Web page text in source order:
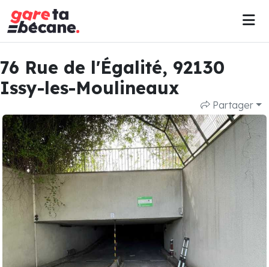
76 Rue de l'Égalité, 92130
Issy-les-Moulineaux
Partager